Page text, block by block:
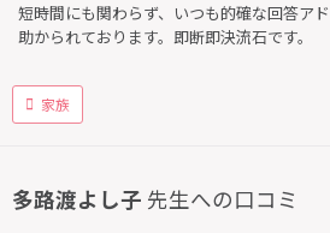
短時間にも関わらず、いつも的確な回答ア
助かられております。即断即決流石です。
家族
多路渡よし子 先生への口コミ